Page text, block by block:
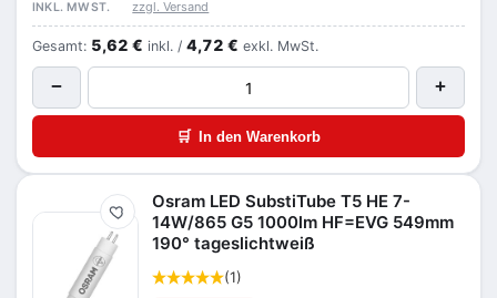
INKL. MWST. zzgl. Versand
Gesamt: 5,62 € inkl. / 4,72 € exkl. MwSt.
− +
🛒 In den Warenkorb
Merken
Osram LED SubstiTube T5 HE 7-
14W/865 G5 1000lm HF=EVG 549mm
190° tageslichtweiß
(1)